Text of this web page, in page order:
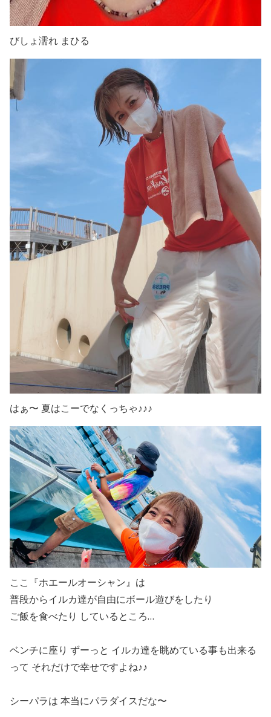
びしょ濡れ まひる
はぁ〜 夏はこーでなくっちゃ♪♪♪
ここ『ホエールオーシャン』は
普段からイルカ達が自由にボール遊びをしたり
ご飯を食べたり しているところ…
ベンチに座り ずーっと イルカ達を眺めている事も出来る
って それだけで幸せですよね♪♪
シーパラは 本当にパラダイスだな〜